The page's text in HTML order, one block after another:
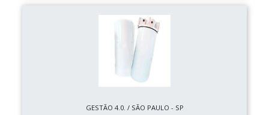
GESTÃO 4.0. / SÃO PAULO - SP